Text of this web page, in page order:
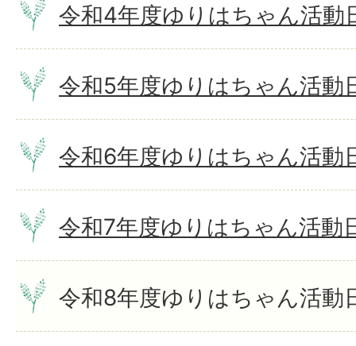
令和4年度ゆりはちゃん活動
令和5年度ゆりはちゃん活動
令和6年度ゆりはちゃん活動
令和7年度ゆりはちゃん活動
令和8年度ゆりはちゃん活動